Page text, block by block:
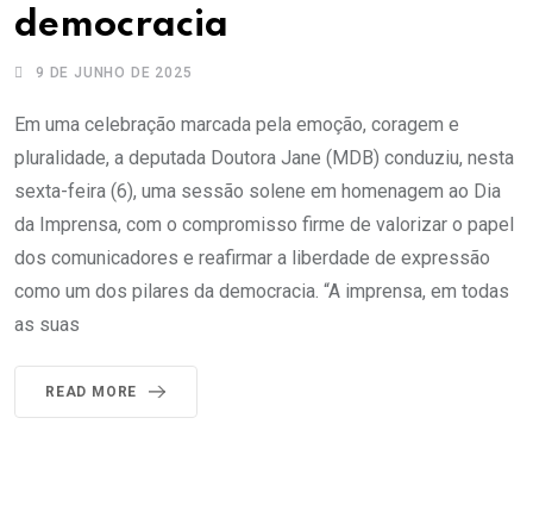
democracia
9 DE JUNHO DE 2025
Em uma celebração marcada pela emoção, coragem e
pluralidade, a deputada Doutora Jane (MDB) conduziu, nesta
sexta-feira (6), uma sessão solene em homenagem ao Dia
da Imprensa, com o compromisso firme de valorizar o papel
dos comunicadores e reafirmar a liberdade de expressão
como um dos pilares da democracia. “A imprensa, em todas
as suas
READ MORE